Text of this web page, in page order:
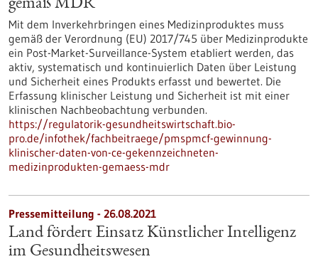
gemäß MDR
Mit dem Inverkehrbringen eines Medizinproduktes muss
gemäß der Verordnung (EU) 2017/745 über Medizinprodukte
ein Post-Market-Surveillance-System etabliert werden, das
aktiv, systematisch und kontinuierlich Daten über Leistung
und Sicherheit eines Produkts erfasst und bewertet. Die
Erfassung klinischer Leistung und Sicherheit ist mit einer
klinischen Nachbeobachtung verbunden.
https://regulatorik-gesundheitswirtschaft.bio-
pro.de/infothek/fachbeitraege/pmspmcf-gewinnung-
klinischer-daten-von-ce-gekennzeichneten-
medizinprodukten-gemaess-mdr
Pressemitteilung - 26.08.2021
Land fördert Einsatz Künstlicher Intelligenz
im Gesundheitswesen